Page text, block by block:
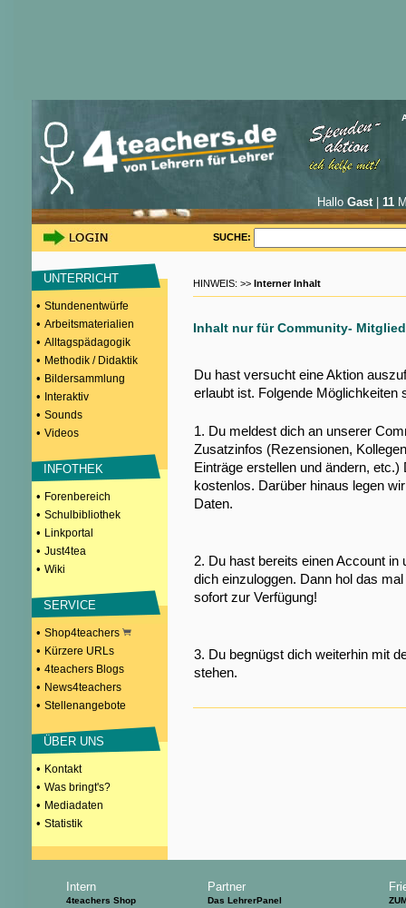
Hallo Gast| 11
SUCHE:
UNTERRICHT
• Stundenentwürfe
• Arbeitsmaterialien
• Alltagspädagogik
• Methodik / Didaktik
• Bildersammlung
• Interaktiv
• Sounds
• Videos
INFOTHEK
• Forenbereich
• Schulbibliothek
• Linkportal
• Just4tea
• Wiki
SERVICE
• Shop4teachers
• Kürzere URLs
• 4teachers Blogs
• News4teachers
• Stellenangebote
ÜBER UNS
• Kontakt
• Was bringt's?
• Mediadaten
• Statistik
HINWEIS: >> Interner Inhalt
Inhalt nur für Community-
Du hast versucht eine Aktion
erlaubt ist. Folgende Möglichkeiten
1. Du meldest dich an unserer
Zusatzinfos (Rezensionen,
Einträge erstellen und ändern,
kostenlos. Darüber hinaus legen
Daten.
2. Du hast bereits einen Account
dich einzuloggen. Dann hol das
sofort zur Verfügung!
3. Du begnügst dich weiterhin mit
stehen.
Intern
4teachers Shop
Partner
Das LehrerPanel